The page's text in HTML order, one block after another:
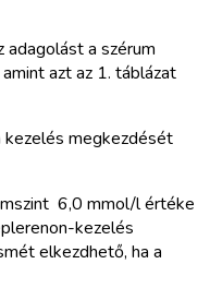
a szérum
azt az 1. táblázat
kezelés megkezdését
6,0 mmol/l értéke
kezelés
elkezdhető, ha a